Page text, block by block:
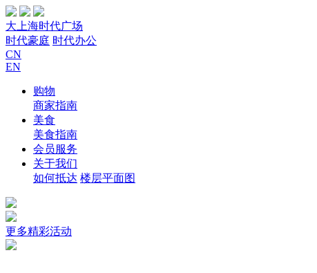
大上海时代广场
时代豪庭 时代办公
CN
EN
购物
商家指南
美食
美食指南
会员服务
关于我们
如何抵达 楼层平面图
更多精彩活动